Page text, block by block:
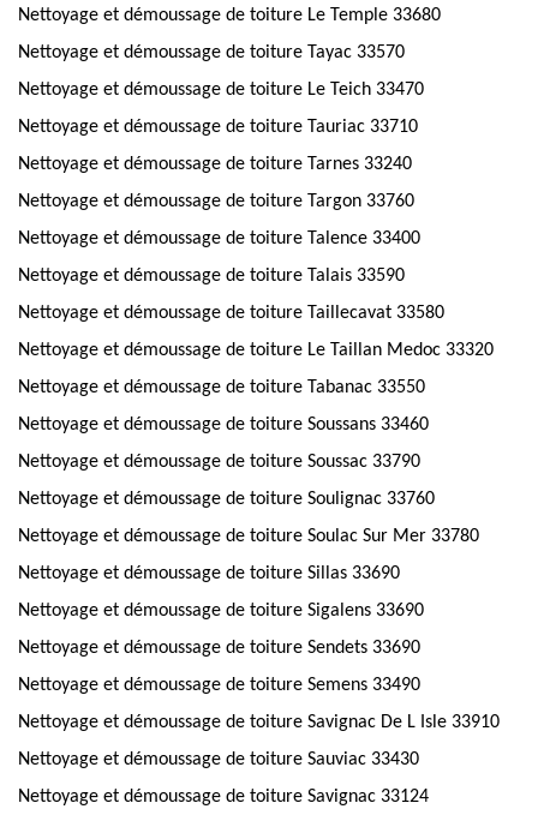
Nettoyage et démoussage de toiture Le Temple 33680
Nettoyage et démoussage de toiture Tayac 33570
Nettoyage et démoussage de toiture Le Teich 33470
Nettoyage et démoussage de toiture Tauriac 33710
Nettoyage et démoussage de toiture Tarnes 33240
Nettoyage et démoussage de toiture Targon 33760
Nettoyage et démoussage de toiture Talence 33400
Nettoyage et démoussage de toiture Talais 33590
Nettoyage et démoussage de toiture Taillecavat 33580
Nettoyage et démoussage de toiture Le Taillan Medoc 33320
Nettoyage et démoussage de toiture Tabanac 33550
Nettoyage et démoussage de toiture Soussans 33460
Nettoyage et démoussage de toiture Soussac 33790
Nettoyage et démoussage de toiture Soulignac 33760
Nettoyage et démoussage de toiture Soulac Sur Mer 33780
Nettoyage et démoussage de toiture Sillas 33690
Nettoyage et démoussage de toiture Sigalens 33690
Nettoyage et démoussage de toiture Sendets 33690
Nettoyage et démoussage de toiture Semens 33490
Nettoyage et démoussage de toiture Savignac De L Isle 33910
Nettoyage et démoussage de toiture Sauviac 33430
Nettoyage et démoussage de toiture Savignac 33124